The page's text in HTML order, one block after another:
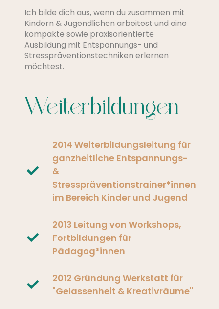
Ich bilde dich aus, wenn du zusammen mit
Kindern & Jugendlichen arbeitest und eine
kompakte sowie praxisorientierte
Ausbildung mit Entspannungs- und
Stresspräventionstechniken erlernen
möchtest.
Weiterbildungen
2014 Weiterbildungsleitung für
ganzheitliche Entspannungs-
&
Stresspräventionstrainer*innen
im Bereich Kinder und Jugend
2013 Leitung von Workshops,
Fortbildungen für
Pädagog*innen
2012 Gründung Werkstatt für
"Gelassenheit & Kreativräume"